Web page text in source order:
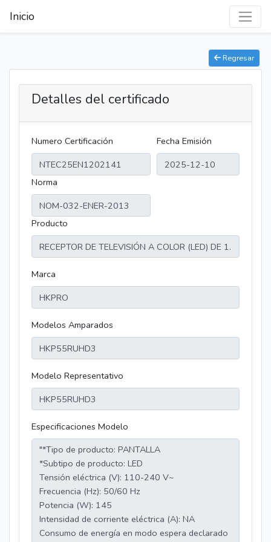
Inicio
Regresar
Detalles del certificado
Numero Certificación Fecha Emisión
Norma
Producto
Marca
Modelos Amparados
Modelo Representativo
Especificaciones Modelo